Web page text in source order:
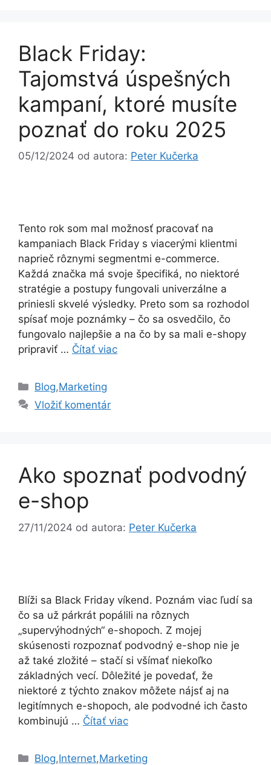
Black Friday:
Tajomstvá úspešných
kampaní, ktoré musíte
poznať do roku 2025
05/12/2024 od autora: Peter Kučerka
Tento rok som mal možnosť pracovať na
kampaniach Black Friday s viacerými klientmi
naprieč rôznymi segmentmi e-commerce.
Každá značka má svoje špecifiká, no niektoré
stratégie a postupy fungovali univerzálne a
priniesli skvelé výsledky. Preto som sa rozhodol
spísať moje poznámky – čo sa osvedčilo, čo
fungovalo najlepšie a na čo by sa mali e-shopy
pripraviť … Čítať viac
Kategórie
Blog,Marketing
Vložiť komentár
Ako spoznať podvodný
e-shop
27/11/2024 od autora: Peter Kučerka
Blíži sa Black Friday víkend. Poznám viac ľudí sa
čo sa už párkrát popálili na rôznych
„supervýhodných“ e-shopoch. Z mojej
skúsenosti rozpoznať podvodný e-shop nie je
až také zložité – stačí si všímať niekoľko
základných vecí. Dôležité je povedať, že
niektoré z týchto znakov môžete nájsť aj na
legitímnych e-shopoch, ale podvodné ich často
kombinujú … Čítať viac
Kategórie
Blog,Internet,Marketing